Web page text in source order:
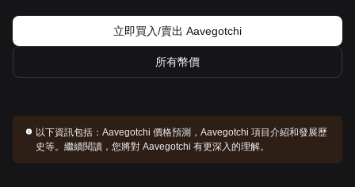
立即買入/賣出 Aavegotchi
所有幣價
以下資訊包括： Aavegotchi 價格預測，Aavegotchi 項目介紹和發展歷
史等。繼續閱讀，您將對 Aavegotchi 有更深入的理解。